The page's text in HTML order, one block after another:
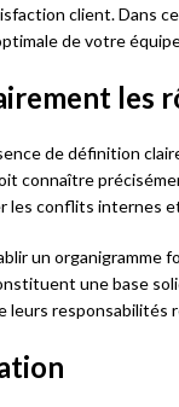
client. Dans
de votre
les
de définition
connaître
les conflits internes
un
une base
leurs responsabilités